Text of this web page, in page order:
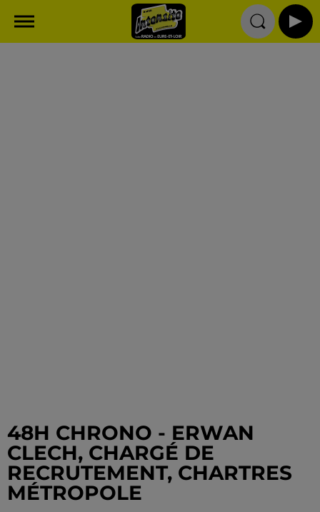
48H CHRONO - ERWAN
CLECH, CHARGÉ DE
RECRUTEMENT, CHARTRES
MÉTROPOLE